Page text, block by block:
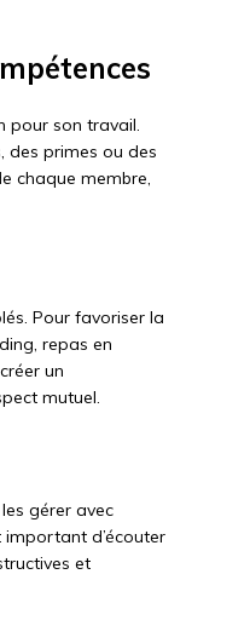
pour son travail.
des primes ou des
chaque membre,
Pour favoriser la
repas en
un
mutuel.
gérer avec
d’écouter
et